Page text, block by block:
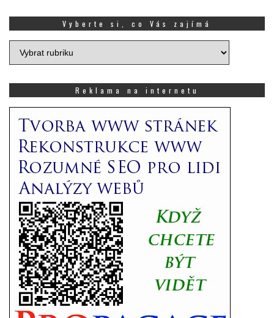
Vyberte si, co Vás zajímá
Vyberte
si,
zajímá
Reklama na internetu